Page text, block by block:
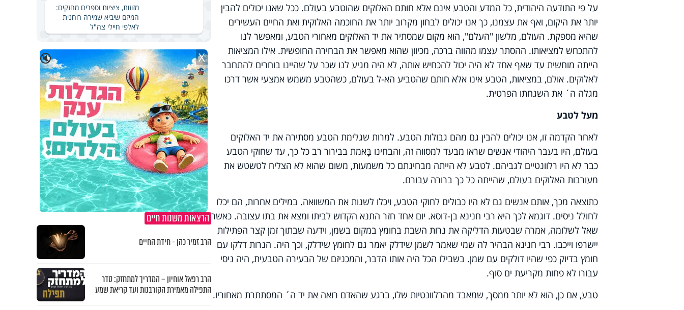
על פי התודעה היהודית, כל המדע והטבע אינם אלא חותם האלוקים שהוטבע בעולם. ככל שאנו יכולים להבין
יותר את היקום, ואף את עצמנו, כך אנו יכולים לבחון מקרוב יותר את החוכמה האלוקית ואת החיים העשירים
שהיא מספקת. העולם, מלשון "העלם", הוא מקום שמסתיר את יד האלוקים מאחורי הטבע, ומאפשר לנו
להתכחש למציאותו. ההסתר עצמו מהווה ברכה, מכיוון שהוא מאפשר את הבחירה החופשית. אילו המציאות
הייתה מוחשית עד שאף אחד לא היה יכול להכחיש אותה, לא היה מגיע לנו שכר על שהיינו בוחרים להתחבר
לאלוקים. אולם, במציאות, הטבע אינו אלא חותם שהטביע הא-ל בעולם, כשהטבע משמש אמצעי אשר דרכו
מגלה ה´ את השגחתו הפרטית.
מעל לטבע
לאחר הקדמה זו, אנו יכולים להבין גם מהם גבולות הטבע. למרות שגלימת הטבע מסתירה את יד האלוקים
בעולם, היו בעבר היהודי אנשים שראו מבעד למסווה זה, והבחינו בָּאמת בבירור רב כל כך, עד שחוקי הטבע
כבר לא היו רלוונטיים לגביהם. לטבע לא הייתה מבחינתם כל משמעות, משום שהוא לא הצליח לטשטש את
מעורבות האלוקים בעולם, שהייתה כל כך ברורה עבורם.
כתוצאה מכך, אותם אנשים גם לא היו כבולים לחוקי הטבע, ויכלו לשנות את המשוואה. במילים אחרות, הם יכלו
לחולל ניסים. דוגמא לכך היא רבי חנינא בן-דוסא. יום אחד חזר התנא הקדוש לביתו ומצא את בתו עצובה. כאשר
שאל לשלומה, אמרה שבטעות הדליקה את נרות השבת בחומץ במקום בשמן, וידעה שבתוך זמן קצר הפתילות
יישרפו וייכבו. רבי חנינא הבהיר לה שמי שאמר לשמן שידלק יאמר גם לחומץ שידלק, וכך היה. הנרות דלקו עם
חומץ בדיוק כפי שהיו דולקים עם שמן. בשבילו הכל היה אותו הדבר, והמכניזם של הבעירה הטבעית, היה ניסי
עבורו לא פחות מקריעת ים סוף.
טבע, אם כן, הוא לא יותר ממסך, שמאבד מהרלוונטיות שלו, ברגע שהאדם רואה את יד ה´ המסתתרת מאחוריו.
מזוזות, ציציות וספרים מחזקים:
המיזם שיביא שמירה רוחנית
לאלפי חיילי צה"ל
🔇 X
הרצאות משנות חיים
הרב זמיר כהן - חידת החיים
הרב רפאל אוחיון – המדריך למתחזק: סדר
התפילה מאמירת הקורבנות ועד קריאת שמע